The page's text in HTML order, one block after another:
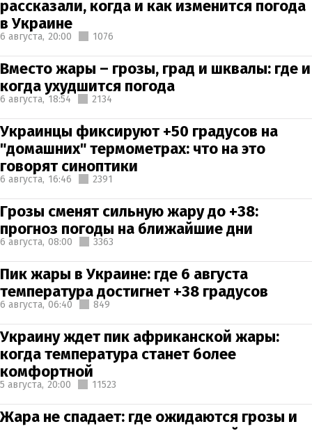
рассказали, когда и как изменится погода
в Украине
6 августа, 20:00 1076
Вместо жары – грозы, град и шквалы: где и
когда ухудшится погода
6 августа, 18:54 2134
Украинцы фиксируют +50 градусов на
"домашних" термометрах: что на это
говорят синоптики
6 августа, 16:46 2391
Грозы сменят сильную жару до +38:
прогноз погоды на ближайшие дни
6 августа, 08:00 3363
Пик жары в Украине: где 6 августа
температура достигнет +38 градусов
6 августа, 06:40 849
Украину ждет пик африканской жары:
когда температура станет более
комфортной
5 августа, 20:00 11523
Жара не спадает: где ожидаются грозы и